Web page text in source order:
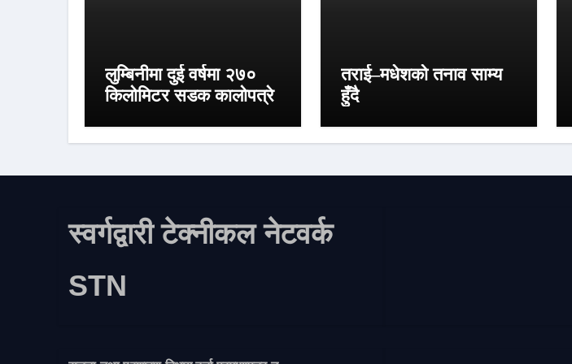
लुम्बिनीमा दुई वर्षमा २७०
किलोमिटर सडक कालोपत्रे
तराई–मधेशको तनाव साम्य
हुँदै
स्वर्गद्वारी टेक्नीकल नेटवर्क
STN